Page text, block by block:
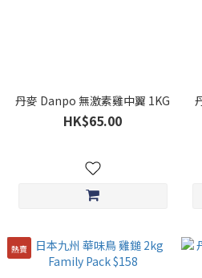
丹麥 Danpo 無激素雞中翼 1KG
HK$65.00
熱賣